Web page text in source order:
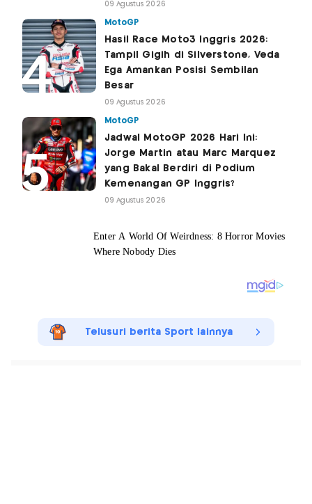
09 Agustus 2026
MotoGP
Hasil Race Moto3 Inggris 2026:
Tampil Gigih di Silverstone, Veda
Ega Amankan Posisi Sembilan
Besar
09 Agustus 2026
MotoGP
Jadwal MotoGP 2026 Hari Ini:
Jorge Martin atau Marc Marquez
yang Bakal Berdiri di Podium
Kemenangan GP Inggris?
09 Agustus 2026
Telusuri berita Sport lainnya